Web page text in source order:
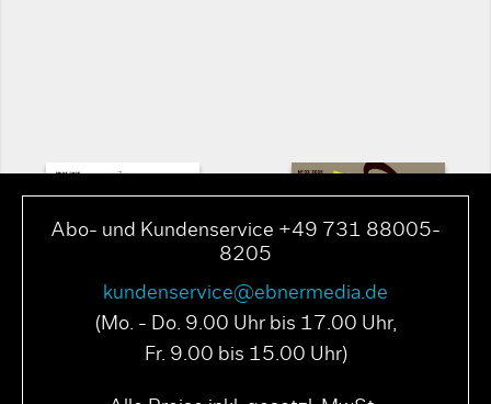
Abo- und Kundenservice +49 731 88005-
8205
kundenservice@ebnermedia.de
(Mo. - Do. 9.00 Uhr bis 17.00 Uhr,
Fr. 9.00 bis 15.00 Uhr)